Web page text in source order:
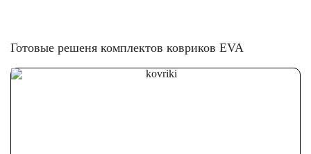
Готовые решеня комплектов ковриков EVA